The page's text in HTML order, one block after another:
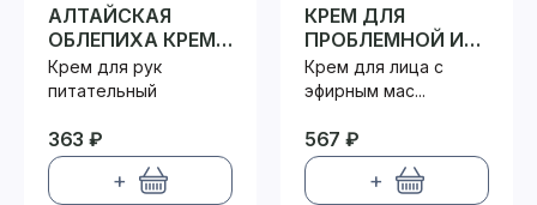
АЛТАЙСКАЯ
ОБЛЕПИХА КРЕМ
ДЛЯ РУК
Крем для рук
питательный
363 ₽
+
КРЕМ ДЛЯ
ПРОБЛЕМНОЙ И
КОМБИНИРОВАННОЙ
КОЖИ
Крем для лица с
эфирным мас...
567 ₽
+